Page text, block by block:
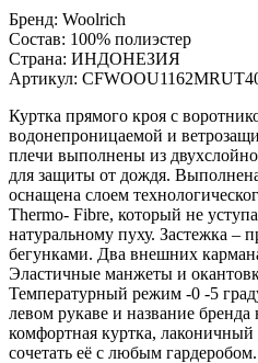
Бренд: Woolrich
Состав: 100% полиэстер
Страна: ИНДОНЕЗИЯ
Артикул:
Куртка прямого кроя с
водонепроницаемой и
плечи выполнены из
для защиты от дождя.
оснащена слоем
Thermo- Fibre, который не
натуральному пуху. Застежка –
бегунками. Два внешних
Эластичные манжеты и
Температурный режим -0 -5
левом рукаве и название
комфортная куртка, лаконичный
сочетать её с любым гардеробом.